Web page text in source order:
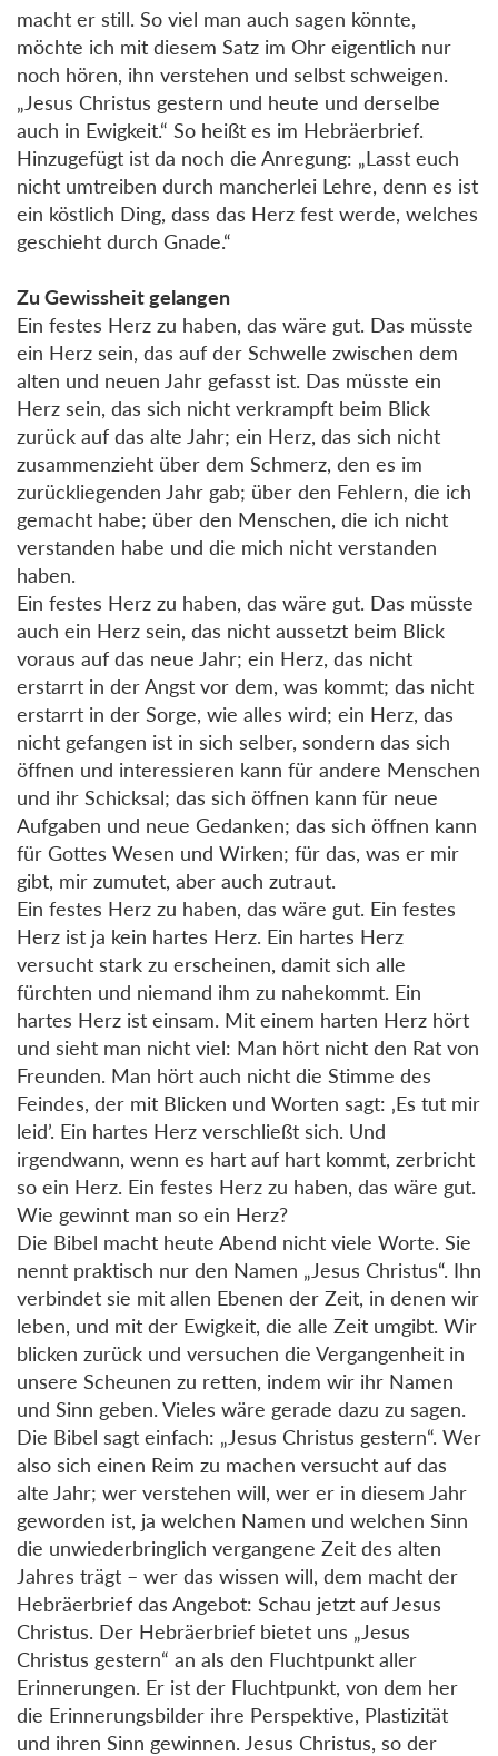
macht er still. So viel man auch sagen könnte,
möchte ich mit diesem Satz im Ohr eigentlich nur
noch hören, ihn verstehen und selbst schweigen.
„Jesus Christus gestern und heute und derselbe
auch in Ewigkeit.“ So heißt es im Hebräerbrief.
Hinzugefügt ist da noch die Anregung: „Lasst euch
nicht umtreiben durch mancherlei Lehre, denn es ist
ein köstlich Ding, dass das Herz fest werde, welches
geschieht durch Gnade.“
Zu Gewissheit gelangen
Ein festes Herz zu haben, das wäre gut. Das müsste
ein Herz sein, das auf der Schwelle zwischen dem
alten und neuen Jahr gefasst ist. Das müsste ein
Herz sein, das sich nicht verkrampft beim Blick
zurück auf das alte Jahr; ein Herz, das sich nicht
zusammenzieht über dem Schmerz, den es im
zurückliegenden Jahr gab; über den Fehlern, die ich
gemacht habe; über den Menschen, die ich nicht
verstanden habe und die mich nicht verstanden
haben.
Ein festes Herz zu haben, das wäre gut. Das müsste
auch ein Herz sein, das nicht aussetzt beim Blick
voraus auf das neue Jahr; ein Herz, das nicht
erstarrt in der Angst vor dem, was kommt; das nicht
erstarrt in der Sorge, wie alles wird; ein Herz, das
nicht gefangen ist in sich selber, sondern das sich
öffnen und interessieren kann für andere Menschen
und ihr Schicksal; das sich öffnen kann für neue
Aufgaben und neue Gedanken; das sich öffnen kann
für Gottes Wesen und Wirken; für das, was er mir
gibt, mir zumutet, aber auch zutraut.
Ein festes Herz zu haben, das wäre gut. Ein festes
Herz ist ja kein hartes Herz. Ein hartes Herz
versucht stark zu erscheinen, damit sich alle
fürchten und niemand ihm zu nahekommt. Ein
hartes Herz ist einsam. Mit einem harten Herz hört
und sieht man nicht viel: Man hört nicht den Rat von
Freunden. Man hört auch nicht die Stimme des
Feindes, der mit Blicken und Worten sagt: ‚Es tut mir
leid’. Ein hartes Herz verschließt sich. Und
irgendwann, wenn es hart auf hart kommt, zerbricht
so ein Herz. Ein festes Herz zu haben, das wäre gut.
Wie gewinnt man so ein Herz?
Die Bibel macht heute Abend nicht viele Worte. Sie
nennt praktisch nur den Namen „Jesus Christus“. Ihn
verbindet sie mit allen Ebenen der Zeit, in denen wir
leben, und mit der Ewigkeit, die alle Zeit umgibt. Wir
blicken zurück und versuchen die Vergangenheit in
unsere Scheunen zu retten, indem wir ihr Namen
und Sinn geben. Vieles wäre gerade dazu zu sagen.
Die Bibel sagt einfach: „Jesus Christus gestern“. Wer
also sich einen Reim zu machen versucht auf das
alte Jahr; wer verstehen will, wer er in diesem Jahr
geworden ist, ja welchen Namen und welchen Sinn
die unwiederbringlich vergangene Zeit des alten
Jahres trägt – wer das wissen will, dem macht der
Hebräerbrief das Angebot: Schau jetzt auf Jesus
Christus. Der Hebräerbrief bietet uns „Jesus
Christus gestern“ an als den Fluchtpunkt aller
Erinnerungen. Er ist der Fluchtpunkt, von dem her
die Erinnerungsbilder ihre Perspektive, Plastizität
und ihren Sinn gewinnen. Jesus Christus, so der